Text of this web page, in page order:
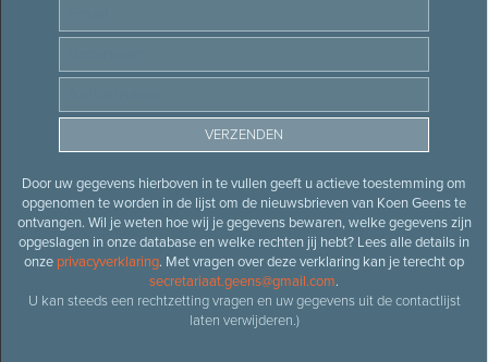
Door uw gegevens hierboven in te vullen geeft u actieve toestemming om
opgenomen te worden in de lijst om de nieuwsbrieven van Koen Geens te
ontvangen. Wil je weten hoe wij je gegevens bewaren, welke gegevens zijn
opgeslagen in onze database en welke rechten jij hebt? Lees alle details in
onze privacyverklaring. Met vragen over deze verklaring kan je terecht op
secretariaat.geens@gmail.com.
U kan steeds een rechtzetting vragen en uw gegevens uit de contactlijst
laten verwijderen.)